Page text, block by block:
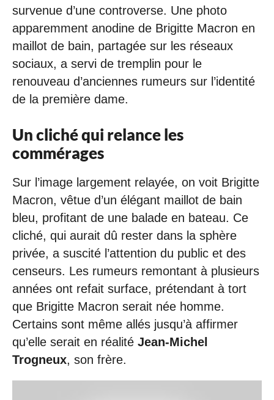
survenue d’une controverse. Une photo
apparemment anodine de Brigitte Macron en
maillot de bain, partagée sur les réseaux
sociaux, a servi de tremplin pour le
renouveau d’anciennes rumeurs sur l’identité
de la première dame.
Un cliché qui relance les
commérages
Sur l’image largement relayée, on voit Brigitte
Macron, vêtue d’un élégant maillot de bain
bleu, profitant de une balade en bateau. Ce
cliché, qui aurait dû rester dans la sphère
privée, a suscité l’attention du public et des
censeurs. Les rumeurs remontant à plusieurs
années ont refait surface, prétendant à tort
que Brigitte Macron serait née homme.
Certains sont même allés jusqu’à affirmer
qu’elle serait en réalité Jean-Michel
Trogneux, son frère.